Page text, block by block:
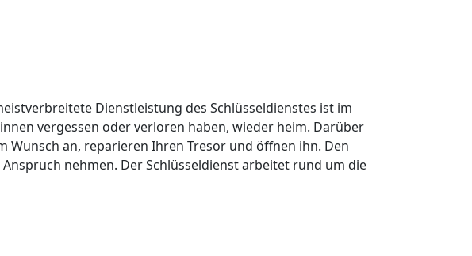
Dienstleistung des Schlüsseldienstes ist im
vergessen oder verloren haben, wieder heim. Darüber
Wunsch an, reparieren Ihren Tresor und öffnen ihn. Den
nehmen. Der Schlüsseldienst arbeitet rund um die